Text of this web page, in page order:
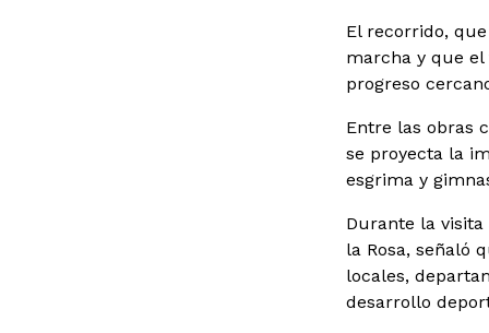
El recorrido,
marcha y que
progreso
Entre las obras
se proyecta la
esgrima y
Durante la visita
la Rosa, señaló
locales,
desarrollo